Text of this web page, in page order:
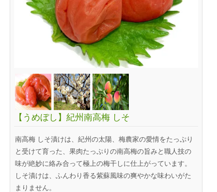
【うめぼし】紀州南高梅 しそ
南高梅 しそ漬けは、紀州の太陽、梅農家の愛情をたっぷり
と受けて育った、果肉たっぷりの南高梅の旨みと職人技の
味が絶妙に絡み合って極上の梅干しに仕上がっています。
しそ漬けは、ふんわり香る紫蘇風味の爽やかな味わいがた
まりません。